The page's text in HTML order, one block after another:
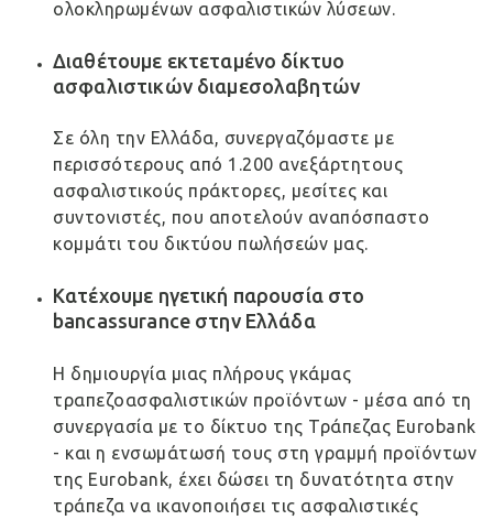
ολοκληρωμένων ασφαλιστικών λύσεων.
Διαθέτουμε εκτεταμένο δίκτυο
ασφαλιστικών διαμεσολαβητών
Σε όλη την Ελλάδα, συνεργαζόμαστε με
περισσότερους από 1.200 ανεξάρτητους
ασφαλιστικούς πράκτορες, μεσίτες και
συντονιστές, που αποτελούν αναπόσπαστο
κομμάτι του δικτύου πωλήσεών μας.
Κατέχουμε ηγετική παρουσία στο
bancassurance στην Ελλάδα
Η δημιουργία μιας πλήρους γκάμας
τραπεζοασφαλιστικών προϊόντων - μέσα από τη
συνεργασία με το δίκτυο της Τράπεζας Eurobank
- και η ενσωμάτωσή τους στη γραμμή προϊόντων
της Eurobank, έχει δώσει τη δυνατότητα στην
τράπεζα να ικανοποιήσει τις ασφαλιστικές